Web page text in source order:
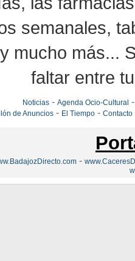
semanales,
mucho más...
faltar entre
Noticias -Agenda Ocio-Cultural
de Anuncios - El Tiempo -Contacto
-